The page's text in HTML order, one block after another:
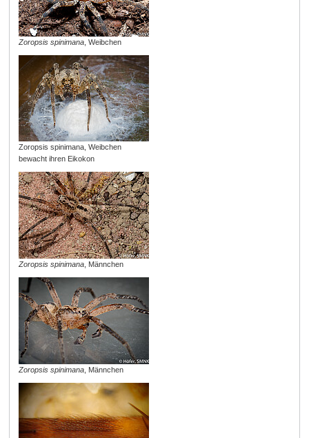
Zoropsis spinimana, Weibchen
Zoropsis spinimana, Weibchen
bewacht ihren Eikokon
Zoropsis spinimana, Männchen
Zoropsis spinimana, Männchen